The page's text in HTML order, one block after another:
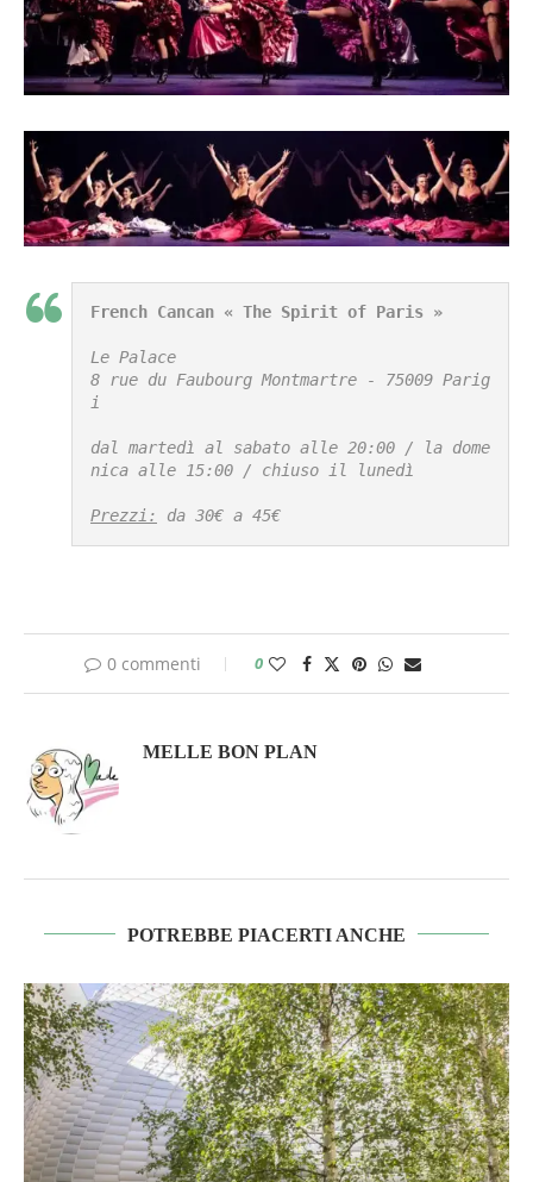
French Cancan « The Spirit of Paris »
Le Palace
8 rue du Faubourg Montmartre - 75009 Parig
i
dal martedì al sabato alle 20:00 / la dome
nica alle 15:00 / chiuso il lunedì
Prezzi: da 30€ a 45€
0 commenti 0
MELLE BON PLAN
POTREBBE PIACERTI ANCHE